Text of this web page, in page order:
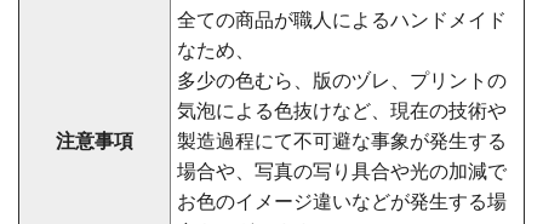
注意事項
全ての商品が職人によるハンドメイド
なため、
多少の色むら、版のヅレ、プリントの
気泡による色抜けなど、現在の技術や
製造過程にて不可避な事象が発生する
場合や、写真の写り具合や光の加減で
お色のイメージ違いなどが発生する場